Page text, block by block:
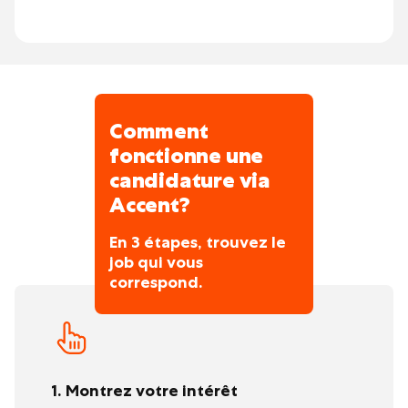
Comment
fonctionne une
candidature via
Accent?
En 3 étapes, trouvez le
job qui vous
correspond.
1. Montrez votre intérêt